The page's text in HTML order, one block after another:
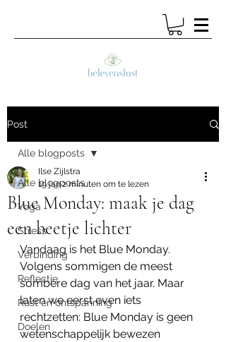
Post
Alle blogposts
Yoga
Stress
Verbinding
Reflectie
Rust en ontspanning
Doelen
Alle blogposts
Blue Monday: maak je dag
een beetje lichter
Ilse Zijlstra
19 jan2 minuten om te lezen
Vandaag is het Blue Monday.
Volgens sommigen de meest
sombere dag van het jaar. Maar
laten we eerst even iets
rechtzetten: Blue Monday is geen
wetenschappelijk bewezen